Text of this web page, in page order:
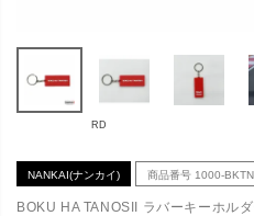
RD
NANKAI(ナンカイ) 商品番号 1000-
BOKU HA TANOSII ラバーキーホルダ